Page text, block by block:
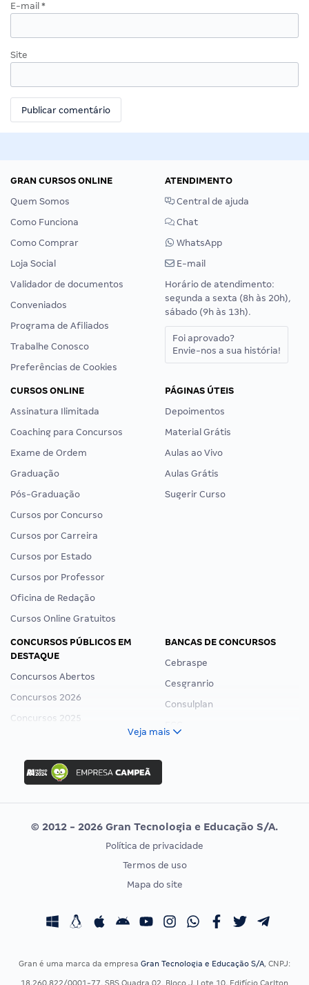
E-mail *
Site
GRAN CURSOS ONLINE
Quem Somos
Como Funciona
Como Comprar
Loja Social
Validador de documentos
Conveniados
Programa de Afiliados
Trabalhe Conosco
Preferências de Cookies
ATENDIMENTO
Central de ajuda
Chat
WhatsApp
E-mail
Horário de atendimento:
segunda a sexta (8h às 20h),
sábado (9h às 13h).
Foi aprovado?
Envie-nos a sua história!
CURSOS ONLINE
Assinatura Ilimitada
Coaching para Concursos
Exame de Ordem
Graduação
Pós-Graduação
Cursos por Concurso
Cursos por Carreira
Cursos por Estado
Cursos por Professor
Oficina de Redação
Cursos Online Gratuitos
PÁGINAS ÚTEIS
Depoimentos
Material Grátis
Aulas ao Vivo
Aulas Grátis
Sugerir Curso
CONCURSOS PÚBLICOS EM
DESTAQUE
Concursos Abertos
Concursos 2026
Concursos 2025
Concurso Ibama
Concurso MPU
Editais publicados
BANCAS DE CONCURSOS
Cebraspe
Cesgranrio
Consulplan
Vunesp
CONCURSOS POR PROFISSÃO
Concursos Fiscais
EXAME DE ORDEM
Calendário OAB
Veja mais
© 2012 - 2026 Gran Tecnologia e Educação S/A.
Política de privacidade
Termos de uso
Mapa do site
Gran é uma marca da empresa Gran Tecnologia e Educação S/A, CNPJ:
18.260.822/0001-77, SBS Quadra 02, Bloco J, Lote 10, Edifício Carlton